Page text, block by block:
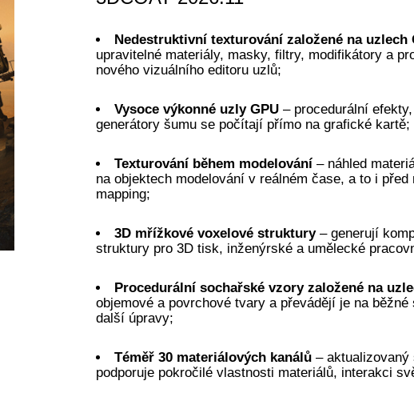
Nedestruktivní texturování založené na uzlech
upravitelné materiály, masky, filtry, modifikátory a
nového vizuálního editoru uzlů;
Vysoce výkonné uzly GPU – procedurální
generátory šumu se počítají přímo na grafické kartě;
Texturování během modelování – náhled
na objektech modelování v reálném čase, a to i před
mapping;
3D mřížkové voxelové struktury– generují
struktury pro 3D tisk, inženýrské a umělecké
Procedurální sochařské vzory založené na
objemové a povrchové tvary a převádějí je na
další úpravy;
Téměř 30 materiálových kanálů – aktualizovaný
podporuje pokročilé vlastnosti materiálů, interakci